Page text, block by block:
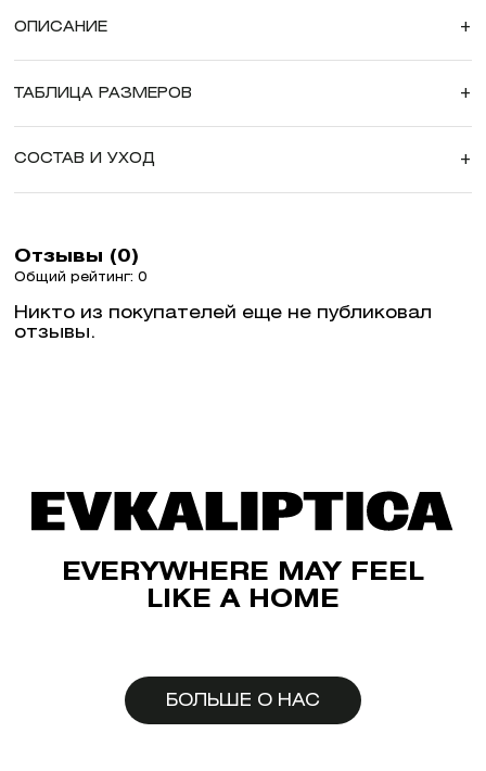
ОПИСАНИЕ +
ТАБЛИЦА РАЗМЕРОВ +
СОСТАВ И УХОД +
Отзывы (0)
Общий рейтинг: 0
Никто из покупателей еще не публиковал
отзывы.
EVERYWHERE MAY FEEL
LIKE A HOME
БОЛЬШЕ О НАС